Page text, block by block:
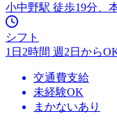
小中野駅 徒歩19分、
シフト
1日2時間 週2日から
交通費支給
未経験OK
まかないあり